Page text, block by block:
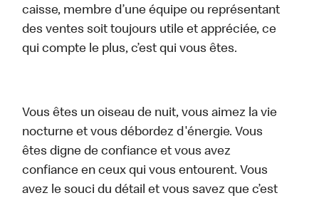
caisse, membre d’une équipe ou représentant
des ventes soit toujours utile et appréciée, ce
qui compte le plus, c’est qui vous êtes.
Vous êtes un oiseau de nuit, vous aimez la vie
nocturne et vous débordez d'énergie. Vous
êtes digne de confiance et vous avez
confiance en ceux qui vous entourent. Vous
avez le souci du détail et vous savez que c’est